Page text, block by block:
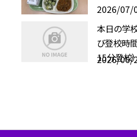
2026/07/
本日の学
び登校時
15分登校）
2026/06/